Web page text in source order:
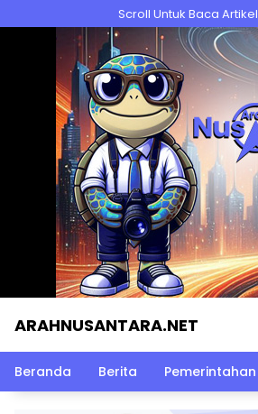
ke
Scroll Untuk Baca Artikel
ARAHNUSANTARA.NET
Beranda Berita Pemerintahan